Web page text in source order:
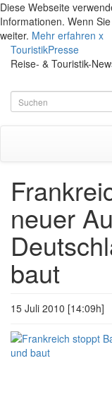
Diese Webseite
Informationen. Wenn
weiter. Mehr erfahren x
TouristikPresse
Reise- & Touristik-
neuer
baut
15 Juli 2010 [14:09h]